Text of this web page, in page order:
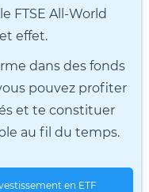
FTSE All-World
effet.
dans des fonds
pouvez profiter
et te constituer
au fil du temps.
en ETF